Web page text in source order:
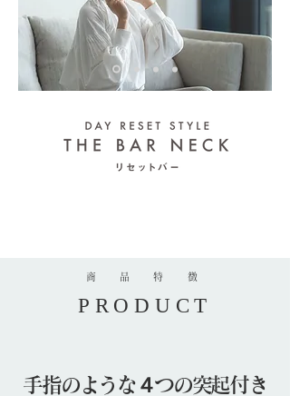
商 品 特 徴
PRODUCT
手指のような４つの突起付き